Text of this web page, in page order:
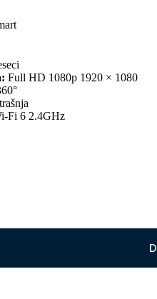
Full HD 1080p 1920 × 1080
Fi 6 2.4GHz